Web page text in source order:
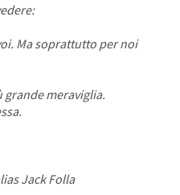
Ma soprattutto pernoi
grande meraviglia.
Jack Folla